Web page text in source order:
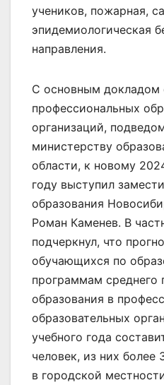
учеников, пожарная,
эпидемиологическая
направления.
С основным докладом
профессиональных
организаций,
министерству
области, к новому
году выступил
образования
Роман Каменев. В
подчеркнул, что
обучающихся по
программам среднего
образования в
образовательных
учебного года
человек, из них более
в городской